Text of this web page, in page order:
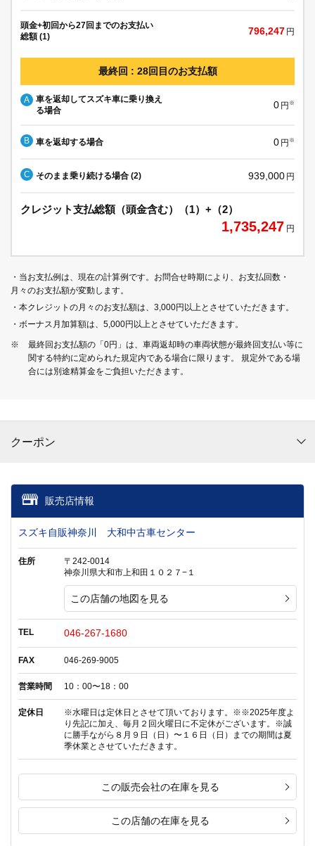
頭金+初回から27回までのお支払い
総額 (1)
796,247 円
最終回 : 28回目のお支払額
A
車を返却してスズキ車に乗り換え
る場合
0 円 ※
B 車を返却する場合 0 円 ※
C そのまま乗り続ける場合 (2) 939,000 円
クレジット支払総額（頭金含む）（1）+（2）
1,735,247 円
・当お支払例は、現在の計算例です。お問合せ時期により、お支払回数・
月々のお支払額が変動します。
・本クレジットの月々のお支払額は、3,000円以上とさせていただきます。
・ボーナス月加算額は、5,000円以上とさせていただきます。
※
最終回お支払額の「0円」は、車両返却時の車両状態が最終回支払い等に
関する特約に定められた規定内である場合に限ります。 規定外である場
合には別途精算金をご負担いただきます。
クーポン
販売店情報
スズキ自販神奈川 大和中古車センター
住所
〒242-0014
神奈川県大和市上和田１０２７−１
この店舗の地図を見る
TEL 046-267-1680
FAX 046-269-9005
営業時間 10：00〜18：00
定休日
※水曜日は定休日とさせて頂いております。※※2025年度よ
り先記に加え、毎月２回火曜日に不定休がございます。※誠
に勝手ながら８月９日（日）〜１６日（日）までの期間は夏
季休業とさせていただきます。
この販売会社の在庫を見る
この店舗の在庫を見る